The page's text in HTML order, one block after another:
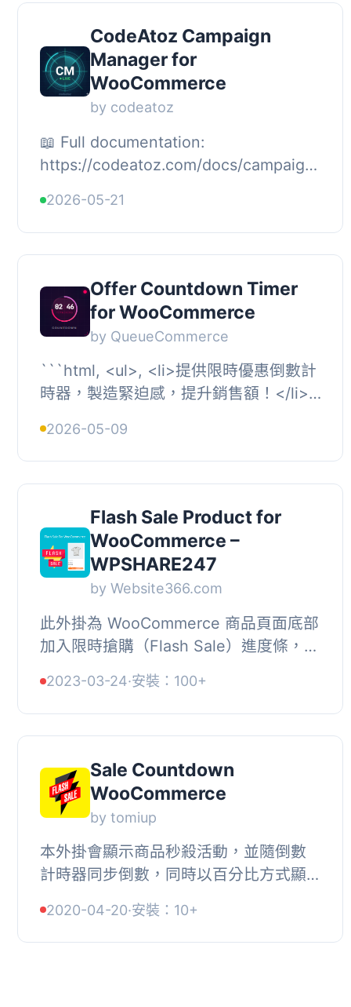
CodeAtoz Campaign
Manager for
WooCommerce
by codeatoz
📖 Full documentation:
https://codeatoz.com/docs/campaign-
Manager for WooCommerce is a
lightweight WooCommerce plug...
2026-05-21
Offer Countdown Timer
for WooCommerce
by QueueCommerce
```html, <ul>, <li>提供限時優惠倒數計
時器，製造緊迫感，提升銷售額！</li>,
銷、...
2026-05-09
Flash Sale Product for
WooCommerce –
WPSHARE247
by Website366.com
此外掛為 WooCommerce 商品頁面底部
加入限時搶購（Flash Sale）進度條，以
並刺激消費者下單，適合用於促銷活
動。, , 【主...
2023-03-24·安裝：100+
Sale Countdown
WooCommerce
by tomiup
本外掛會顯示商品秒殺活動，並隨倒數
計時器同步倒數，同時以百分比方式顯
WooCommerce 外掛使用。, 功能, , 顯
示商品秒殺活動，並隨倒...
2020-04-20·安裝：10+